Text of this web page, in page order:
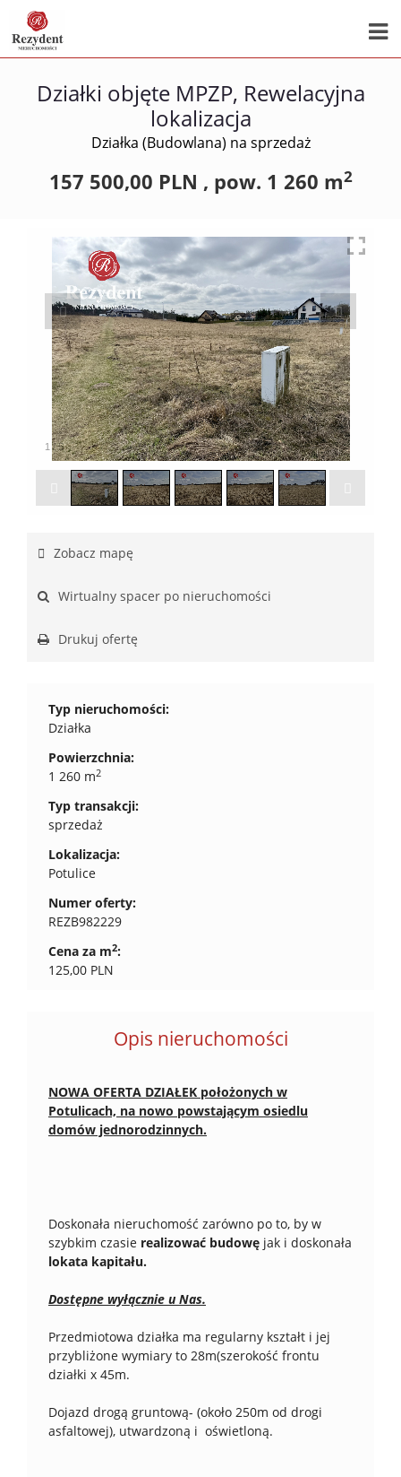
Działki objęte MPZP, Rewelacyjna
lokalizacja
Działka (Budowlana) na sprzedaż
157 500,00 PLN , pow. 1 260 m2
1 /5
Zobacz mapę
Wirtualny spacer po nieruchomości
Drukuj ofertę
Typ nieruchomości:
Działka
Powierzchnia:
1 260 m2
Typ transakcji:
sprzedaż
Lokalizacja:
Potulice
Numer oferty:
REZB982229
Cena za m2:
125,00 PLN
Opis nieruchomości
NOWA OFERTA DZIAŁEK położonych w
Potulicach, na nowo powstającym osiedlu
domów jednorodzinnych.
Doskonała nieruchomość zarówno po to, by w
szybkim czasie realizować budowę jak i doskonała
lokata kapitału.
Dostępne wyłącznie u Nas.
Przedmiotowa działka ma regularny kształt i jej
przybliżone wymiary to 28m(szerokość frontu
działki x 45m.
Dojazd drogą gruntową- (około 250m od drogi
asfaltowej), utwardzoną i oświetloną.